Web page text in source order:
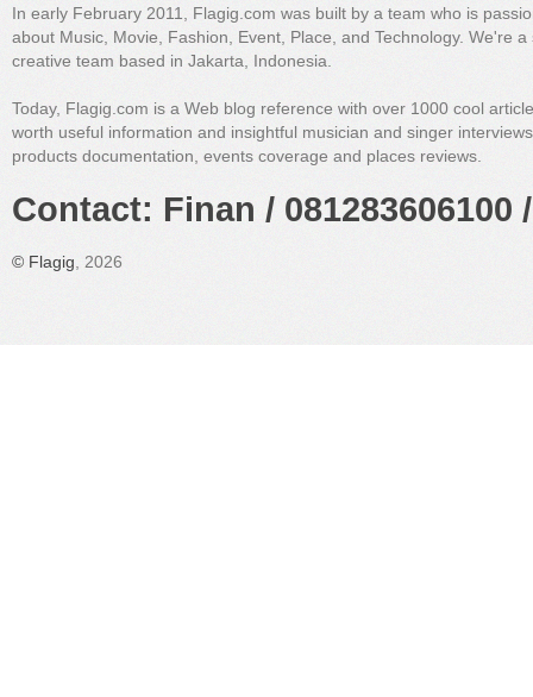
In early February 2011, Flagig.com was built by a team who is
about Music, Movie, Fashion, Event, Place, and Technology. We're a
creative team based in Jakarta, Indonesia.
Today, Flagig.com is a Web blog reference with over 1000 cool
worth useful information and insightful musician and singer
products documentation, events coverage and places reviews.
Contact: Finan /
© Flagig, 2026